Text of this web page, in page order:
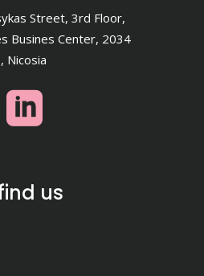
Street, 3rd Floor,
Busines Center, 2034
Nicosia
us